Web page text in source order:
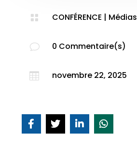
 CONFÉRENCE | Médias
v 0 Commentaire(s)
 novembre 22, 2025